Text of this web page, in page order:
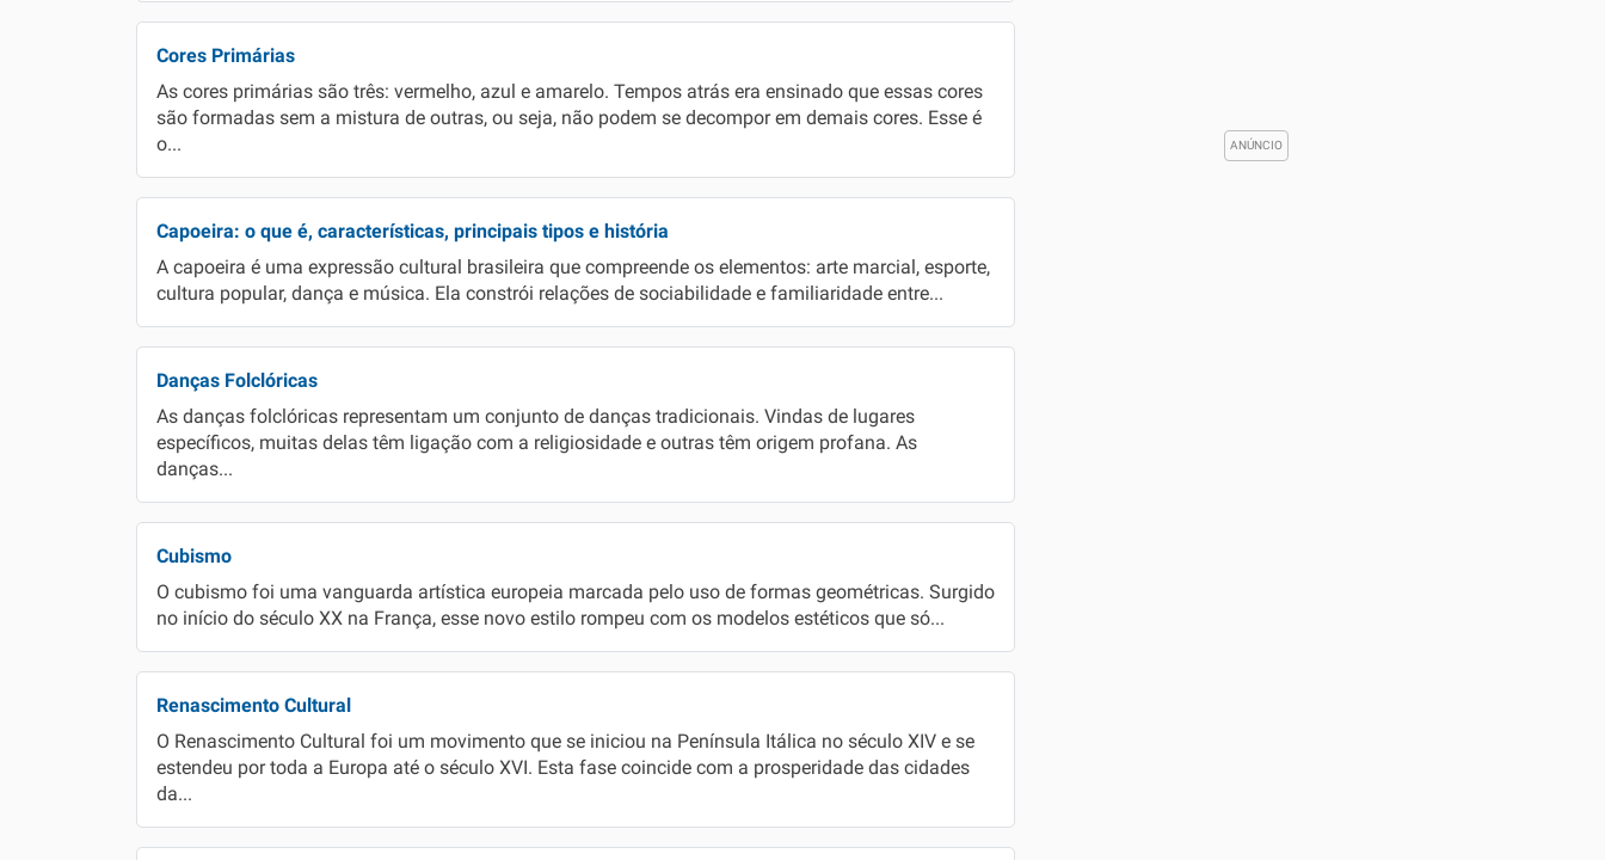
Cores Primárias
As cores primárias são três: vermelho, azul e amarelo. Tempos atrás era ensinado que essas cores
são formadas sem a mistura de outras, ou seja, não podem se decompor em demais cores. Esse é
o...
Capoeira: o que é, características, principais tipos e história
A capoeira é uma expressão cultural brasileira que compreende os elementos: arte marcial, esporte,
cultura popular, dança e música. Ela constrói relações de sociabilidade e familiaridade entre...
Danças Folclóricas
As danças folclóricas representam um conjunto de danças tradicionais. Vindas de lugares
específicos, muitas delas têm ligação com a religiosidade e outras têm origem profana. As
danças...
Cubismo
O cubismo foi uma vanguarda artística europeia marcada pelo uso de formas geométricas. Surgido
no início do século XX na França, esse novo estilo rompeu com os modelos estéticos que só...
Renascimento Cultural
O Renascimento Cultural foi um movimento que se iniciou na Península Itálica no século XIV e se
estendeu por toda a Europa até o século XVI. Esta fase coincide com a prosperidade das cidades
da...